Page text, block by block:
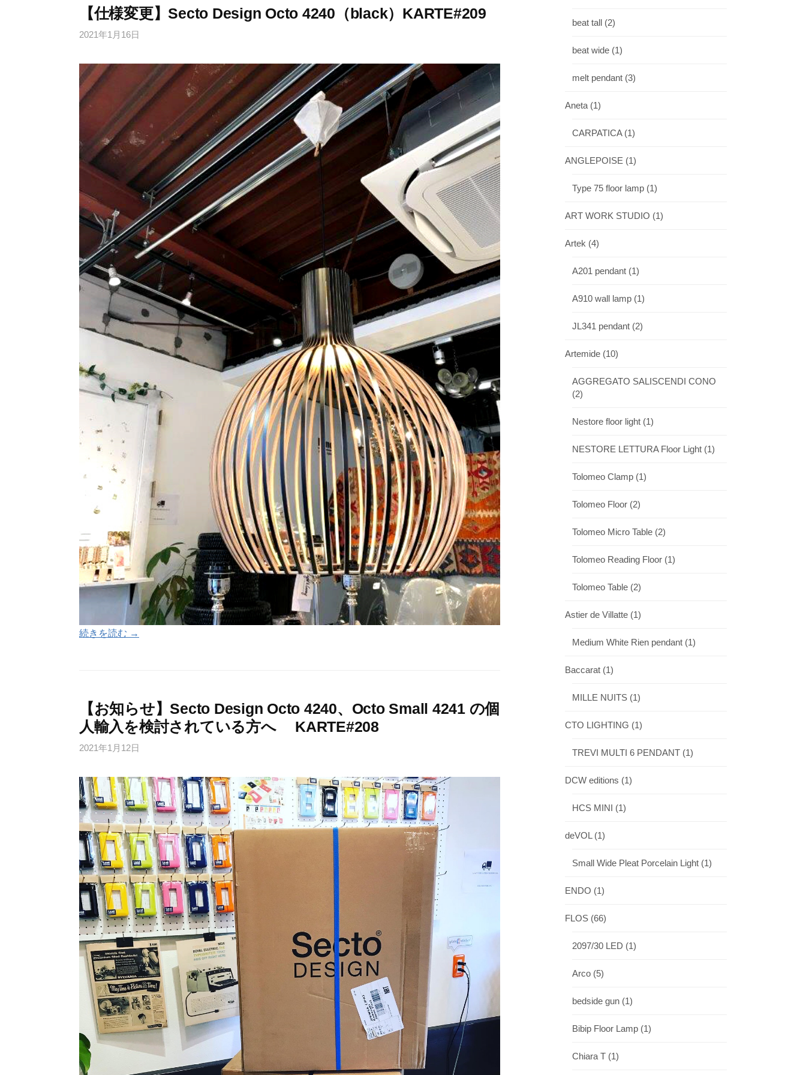
【仕様変更】Secto Design Octo 4240（black）KARTE#209
2021年1月16日
続きを読む →
【お知らせ】Secto Design Octo 4240、Octo Small 4241 の個
人輸入を検討されている方へ KARTE#208
2021年1月12日
beat tall (2)
beat wide (1)
melt pendant (3)
Aneta (1)
CARPATICA(1)
ANGLEPOISE (1)
Type 75 floor lamp (1)
ART WORK STUDIO (1)
Artek (4)
A201 pendant (1)
A910 wall lamp (1)
JL341 pendant (2)
Artemide (10)
AGGREGATO SALISCENDI CONO
(2)
Nestore floor light (1)
NESTORE LETTURA Floor Light (1)
Tolomeo Clamp (1)
Tolomeo Floor (2)
Tolomeo Micro Table (2)
Tolomeo Reading Floor (1)
Tolomeo Table (2)
Astier de Villatte (1)
Medium White Rien pendant (1)
Baccarat (1)
MILLE NUITS (1)
CTO LIGHTING (1)
TREVI MULTI 6 PENDANT (1)
DCW editions (1)
HCS MINI (1)
deVOL (1)
Small Wide Pleat Porcelain Light (1)
ENDO (1)
FLOS (66)
2097/30 LED (1)
Arco (5)
bedside gun (1)
Bibip Floor Lamp (1)
Chiara T (1)